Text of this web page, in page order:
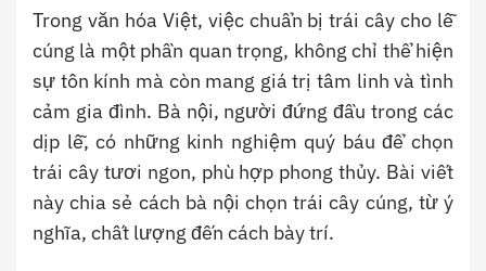
Trong văn hóa Việt, việc chuẩn bị trái cây cho lễ
cúng là một phần quan trọng, không chỉ thể hiện
sự tôn kính mà còn mang giá trị tâm linh và tình
cảm gia đình. Bà nội, người đứng đầu trong các
dịp lễ, có những kinh nghiệm quý báu để chọn
trái cây tươi ngon, phù hợp phong thủy. Bài viết
này chia sẻ cách bà nội chọn trái cây cúng, từ ý
nghĩa, chất lượng đến cách bày trí.